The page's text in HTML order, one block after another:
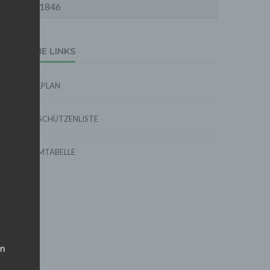
1846
EXTERNE LINKS
SPIELPLAN
TORSCHÜTZENLISTE
FORMTABELLE